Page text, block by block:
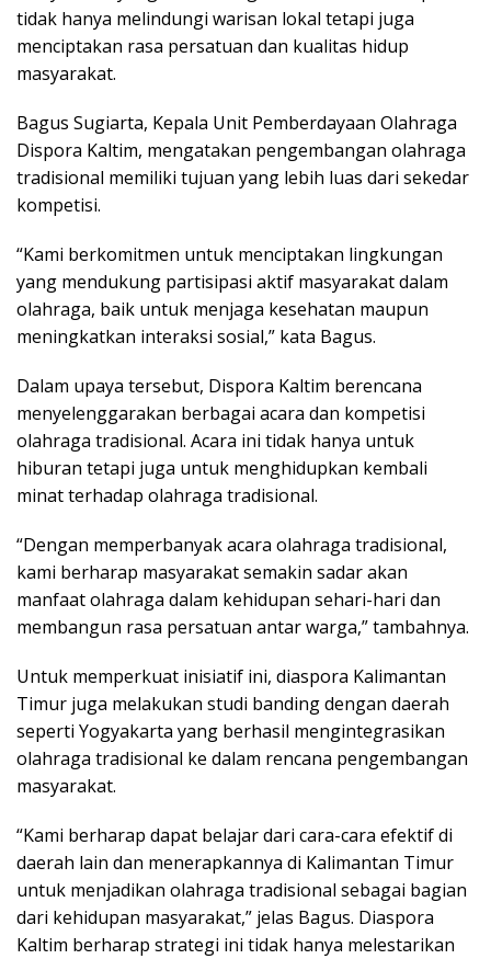
tidak hanya melindungi warisan lokal tetapi juga
menciptakan rasa persatuan dan kualitas hidup
masyarakat.
Bagus Sugiarta, Kepala Unit Pemberdayaan Olahraga
Dispora Kaltim, mengatakan pengembangan olahraga
tradisional memiliki tujuan yang lebih luas dari sekedar
kompetisi.
“Kami berkomitmen untuk menciptakan lingkungan
yang mendukung partisipasi aktif masyarakat dalam
olahraga, baik untuk menjaga kesehatan maupun
meningkatkan interaksi sosial,” kata Bagus.
Dalam upaya tersebut, Dispora Kaltim berencana
menyelenggarakan berbagai acara dan kompetisi
olahraga tradisional. Acara ini tidak hanya untuk
hiburan tetapi juga untuk menghidupkan kembali
minat terhadap olahraga tradisional.
“Dengan memperbanyak acara olahraga tradisional,
kami berharap masyarakat semakin sadar akan
manfaat olahraga dalam kehidupan sehari-hari dan
membangun rasa persatuan antar warga,” tambahnya.
Untuk memperkuat inisiatif ini, diaspora Kalimantan
Timur juga melakukan studi banding dengan daerah
seperti Yogyakarta yang berhasil mengintegrasikan
olahraga tradisional ke dalam rencana pengembangan
masyarakat.
“Kami berharap dapat belajar dari cara-cara efektif di
daerah lain dan menerapkannya di Kalimantan Timur
untuk menjadikan olahraga tradisional sebagai bagian
dari kehidupan masyarakat,” jelas Bagus. Diaspora
Kaltim berharap strategi ini tidak hanya melestarikan